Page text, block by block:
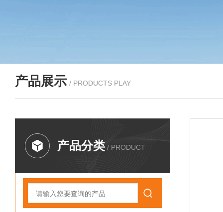
产品展示 / PRODUCTS PLAY
产品分类 / PRODUCT